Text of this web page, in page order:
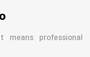
professional